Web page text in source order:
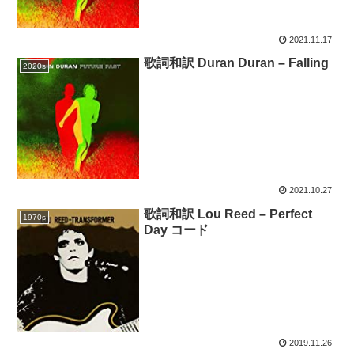
2021.11.17
2020s 歌詞和訳 Duran Duran – Falling
2021.10.27
1970s
歌詞和訳 Lou Reed – Perfect
Day コード
2019.11.26